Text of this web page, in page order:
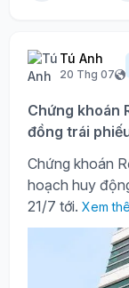
Tú Anh
20 Thg 07
Chứng khoán
đồng trái
Chứng khoán
hoạch huy
21/7 tới. Xem